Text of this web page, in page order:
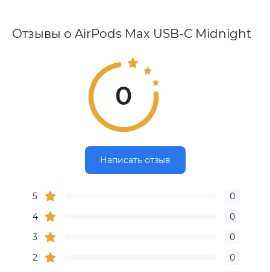
Отзывы о AirPods Max USB-C Midnight
0
Написать отзыв
5
0
4
0
3
0
2
0